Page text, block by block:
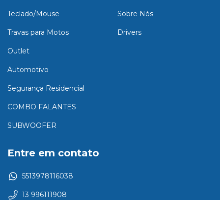
Teclado/Mouse
Travas para Motos
Outlet
Automotivo
Segurança Residencial
COMBO FALANTES
SUBWOOFER
Sobre Nós
Drivers
Entre em contato
5513978116038
13 996111908